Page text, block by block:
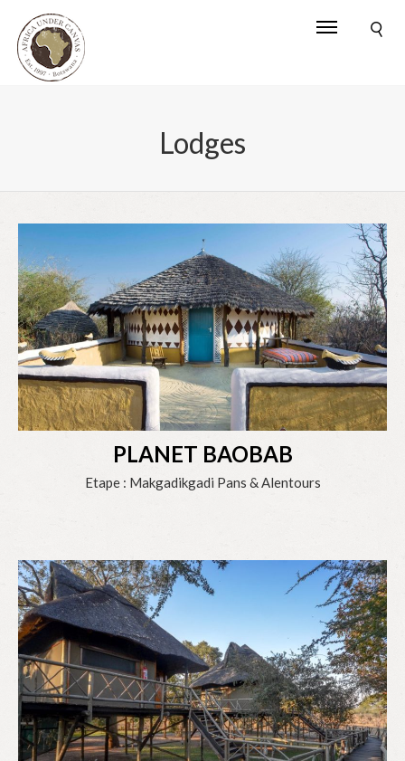
Lodges
PLANET BAOBAB
Etape : Makgadikgadi Pans & Alentours